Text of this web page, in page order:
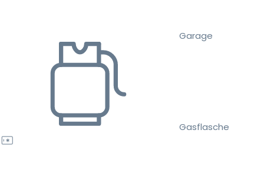
Garage
Gasflasche